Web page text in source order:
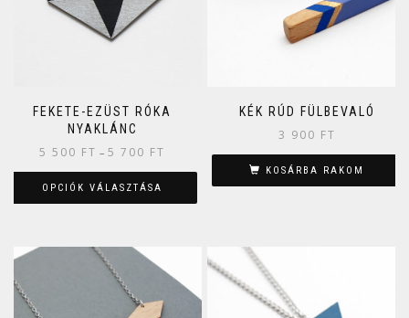
FEKETE-EZÜST RÓKA
NYAKLÁNC
5 500 FT – 5 700 FT
OPCIÓK VÁLASZTÁSA
KÉK RÚD FÜLBEVALÓ
3 900 FT
KOSÁRBA RAKOM